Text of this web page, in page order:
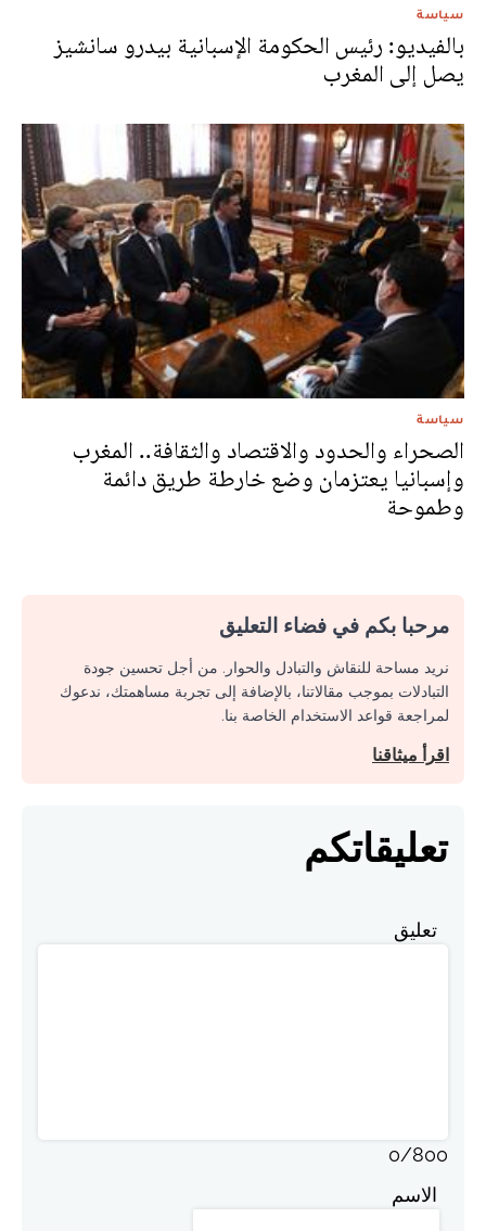
سياسة
بالفيديو: رئيس الحكومة الإسبانية بيدرو سانشيز
يصل إلى المغرب
سياسة
الصحراء والحدود والاقتصاد والثقافة.. المغرب
وإسبانيا يعتزمان وضع خارطة طريق دائمة
وطموحة
مرحبا بكم في فضاء التعليق
نريد مساحة للنقاش والتبادل والحوار. من أجل تحسين جودة
التبادلات بموجب مقالاتنا، بالإضافة إلى تجربة مساهمتك، ندعوك
لمراجعة قواعد الاستخدام الخاصة بنا.
اقرأ ميثاقنا
تعليقاتكم
تعليق
0/800
الاسم